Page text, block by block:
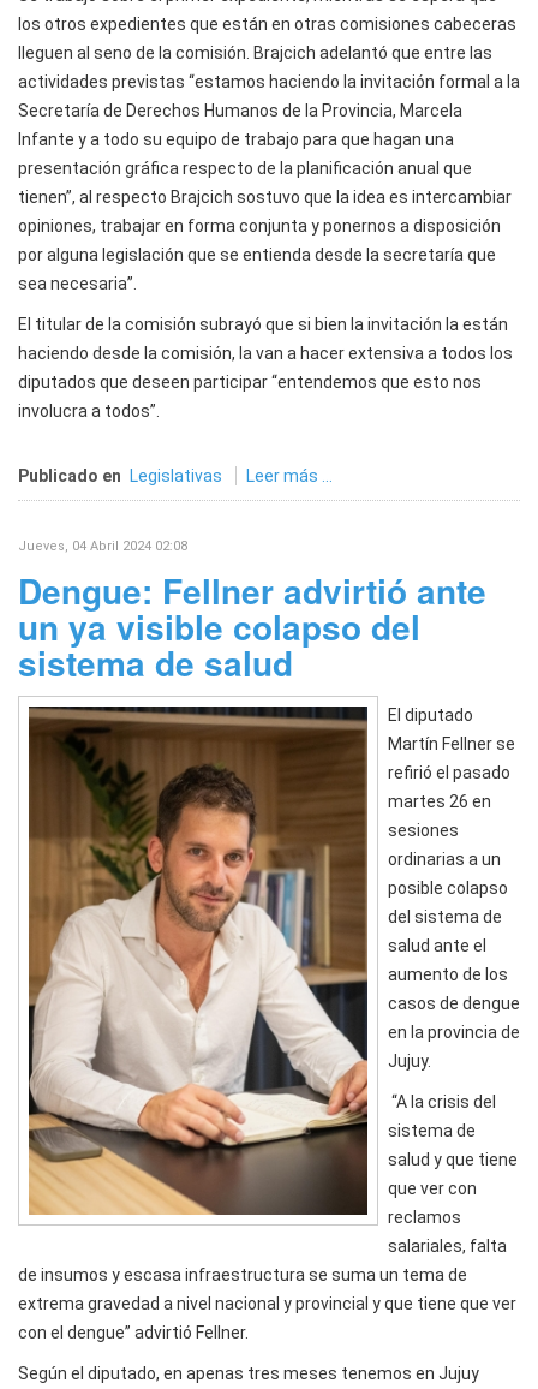
los otros expedientes que están en otras comisiones cabeceras
lleguen al seno de la comisión. Brajcich adelantó que entre las
actividades previstas “estamos haciendo la invitación formal a la
Secretaría de Derechos Humanos de la Provincia, Marcela
Infante y a todo su equipo de trabajo para que hagan una
presentación gráfica respecto de la planificación anual que
tienen”, al respecto Brajcich sostuvo que la idea es intercambiar
opiniones, trabajar en forma conjunta y ponernos a disposición
por alguna legislación que se entienda desde la secretaría que
sea necesaria”.
El titular de la comisión subrayó que si bien la invitación la están
haciendo desde la comisión, la van a hacer extensiva a todos los
diputados que deseen participar “entendemos que esto nos
involucra a todos”.
Publicado en Legislativas Leer más ...
Jueves, 04 Abril 2024 02:08
Dengue: Fellner advirtió ante
un ya visible colapso del
sistema de salud
El diputado
Martín Fellner se
refirió el pasado
martes 26 en
sesiones
ordinarias a un
posible colapso
del sistema de
salud ante el
aumento de los
casos de dengue
en la provincia de
Jujuy.
“A la crisis del
sistema de
salud y que tiene
que ver con
reclamos
salariales, falta
de insumos y escasa infraestructura se suma un tema de
extrema gravedad a nivel nacional y provincial y que tiene que ver
con el dengue” advirtió Fellner.
Según el diputado, en apenas tres meses tenemos en Jujuy